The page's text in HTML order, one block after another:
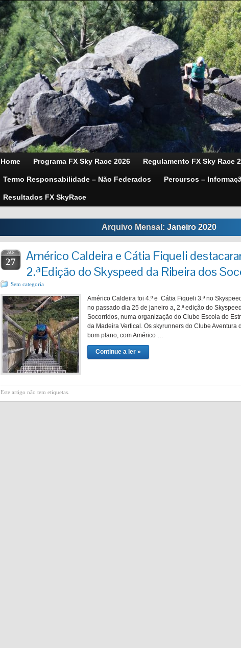
Home Programa FX Sky Race 2026 Regulamento FX Sky Race
Termo Responsabilidade – Não Federados Percursos –
Resultados FX SkyRace
Arquivo Mensal: Janeiro 2020
JAN
27
Américo Caldeira e Cátia Fiqueli
2.ªEdição do Skyspeed da Ribeira dos
Sem categoria
Américo Caldeira foi 4.º e Cátia Fiqueli 3.ª no
no passado dia 25 de janeiro a, 2.ª edição do
Socorridos, numa organização do Clube Escola do
da Madeira Vertical. Os skyrunners do Clube Aventura
bom plano, com Américo …
Continue a ler »
Este artigo não tem etiquetas.